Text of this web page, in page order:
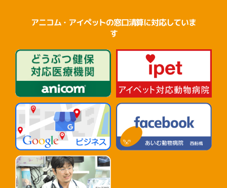
アニコム・アイペットの窓口清算に対応していま
す